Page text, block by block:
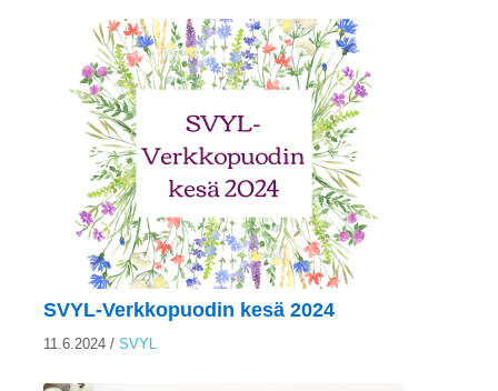
SVYL-Verkkopuodin kesä 2024
11.6.2024/ SVYL